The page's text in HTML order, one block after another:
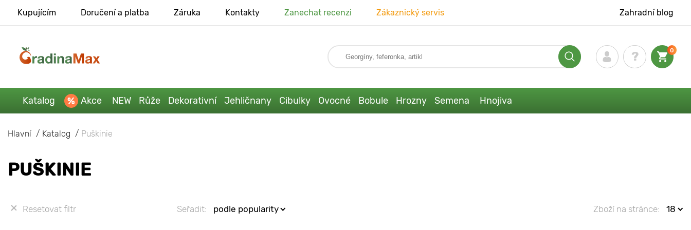
Kupujícím Doručení a platba Záruka Kontakty Zanechat recenzi Zákaznický servis Zahradní blog
0
Katalog Akce NEW Růže Dekorativní Jehličnany Cibulky Ovocné Bobule Hrozny Semena Hnojiva
Hlavní Katalog Puškinie
PUŠKINIE
Resetovat filtr Seřadit: podle popularity Zboží na stránce: 18